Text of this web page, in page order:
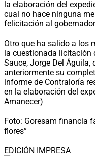
la elaboración del
cual no hace ninguna
felicitación al
Otro que ha salido a los
la cuestionada licitación
Sauce, Jorge Del
anteriormente su
informe de Contraloría
en la elaboración del
Amanecer)
Foto: Goresam financia
flores”
EDICIÓN IMPRESA